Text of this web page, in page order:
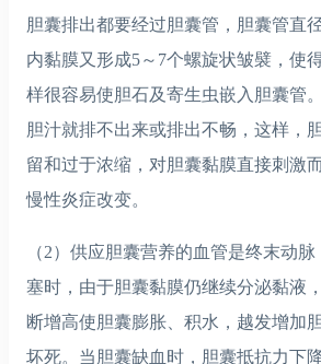
胆囊排出都要经过胆囊管，胆囊管直
内黏膜又形成5～7个螺旋状皱襞，使
样很容易使胆石及寄生虫嵌入胆囊管
胆汁就排不出来或排出不畅，这样，
留和过于浓缩，对胆囊黏膜直接刺激
慢性炎症改变。
（2）供应胆囊营养的血管是终末动
塞时，由于胆囊黏膜仍继续分泌黏液
断增高使胆囊膨胀、积水，越发增加
坏死。当胆囊缺血时，胆囊抵抗力下